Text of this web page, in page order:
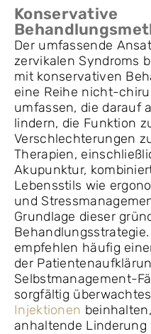
Konservative
Der umfassende
zervikalen Syndroms
mit konservativen
eine Reihe nicht-
umfassen, die darauf
lindern, die Funktion
Verschlechterungen
Therapien,
Akupunktur,
Lebensstils wie
und
Grundlage dieser
empfehlen häufig
der
Selbstmanagement-
sorgfältig
Injektionen
anhaltende